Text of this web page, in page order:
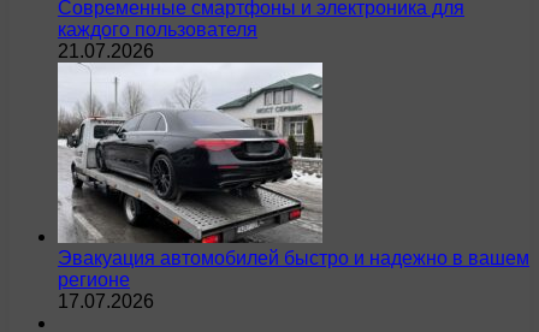
Современные смартфоны и электроника для
каждого пользователя
21.07.2026
Эвакуация автомобилей быстро и надежно в вашем
регионе
17.07.2026